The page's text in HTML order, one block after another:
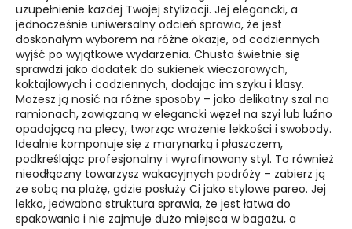
uzupełnienie każdej Twojej stylizacji. Jej elegancki, a
jednocześnie uniwersalny odcień sprawia, że jest
doskonałym wyborem na różne okazje, od codziennych
wyjść po wyjątkowe wydarzenia. Chusta świetnie się
sprawdzi jako dodatek do sukienek wieczorowych,
koktajlowych i codziennych, dodając im szyku i klasy.
Możesz ją nosić na różne sposoby – jako delikatny szal na
ramionach, zawiązaną w elegancki węzeł na szyi lub luźno
opadającą na plecy, tworząc wrażenie lekkości i swobody.
Idealnie komponuje się z marynarką i płaszczem,
podkreślając profesjonalny i wyrafinowany styl. To również
nieodłączny towarzysz wakacyjnych podróży – zabierz ją
ze sobą na plażę, gdzie posłuży Ci jako stylowe pareo. Jej
lekka, jedwabna struktura sprawia, że jest łatwa do
spakowania i nie zajmuje dużo miejsca w bagażu, a